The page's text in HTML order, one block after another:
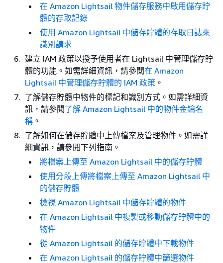
在 Amazon Lightsail 物件儲存服務中啟用儲存貯
體的存取記錄
使用 Amazon Lightsail 中儲存貯體的存取日誌來
識別請求
建立 IAM 政策以授予使用者在 Lightsail 中管理儲存貯
體的功能。如需詳細資訊，請參閱在 Amazon
Lightsail 中管理儲存貯體的 IAM 政策 。
了解儲存貯體中物件的標記和識別方式。如需詳細資
訊，請參閱了解 Amazon Lightsail 中的物件金鑰名
稱 。
了解如何在儲存貯體中上傳檔案及管理物件。如需詳
細資訊，請參閱下列指南。
將檔案上傳至 Amazon Lightsail 中的儲存貯體
使用分段上傳將檔案上傳至 Amazon Lightsail 中
的儲存貯體
檢視 Amazon Lightsail 中儲存貯體的物件
在 Amazon Lightsail 中複製或移動儲存貯體中的
物件
從 Amazon Lightsail 的儲存貯體中下載物件
在 Amazon Lightsail 的儲存貯體中篩選物件